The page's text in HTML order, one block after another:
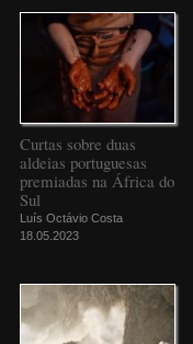
Curtas sobre duas
aldeias portuguesas
premiadas na África do
Sul
Luís Octávio Costa
18.05.2023